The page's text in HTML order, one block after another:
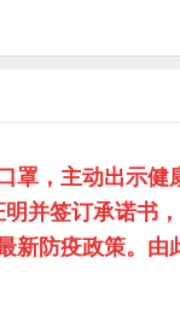
罩，主动出示
并签订承诺
新防疫政策。